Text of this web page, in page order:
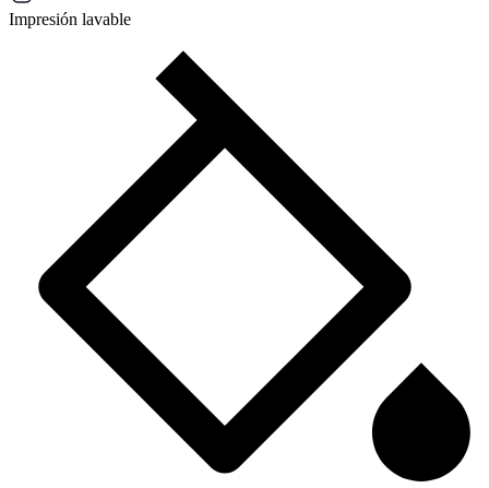
Impresión lavable